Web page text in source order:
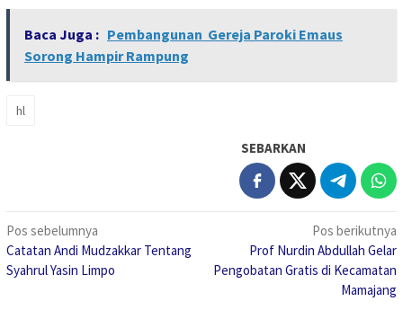
Baca Juga : Pembangunan Gereja Paroki Emaus
Sorong Hampir Rampung
hl
SEBARKAN
Navigasi
pos
Pos sebelumnya
Catatan Andi Mudzakkar Tentang
Syahrul Yasin Limpo
Pos berikutnya
Prof Nurdin Abdullah Gelar
Pengobatan Gratis di Kecamatan
Mamajang